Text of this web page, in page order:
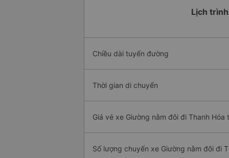
Lịch
Chiều dài tuyến đường
Thời gian di chuyển
Giá vé xe Giường nằm đôi đi Thanh Hóa
Số lượng chuyến xe Giường nằm đôi đi